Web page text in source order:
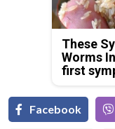
These
Worms
first
Facebook